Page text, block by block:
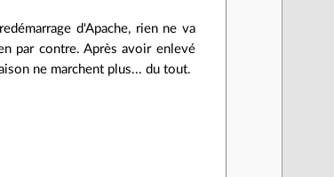
d'Apache, rien ne va
par contre. Après avoir enlevé
ne marchent plus... du tout.